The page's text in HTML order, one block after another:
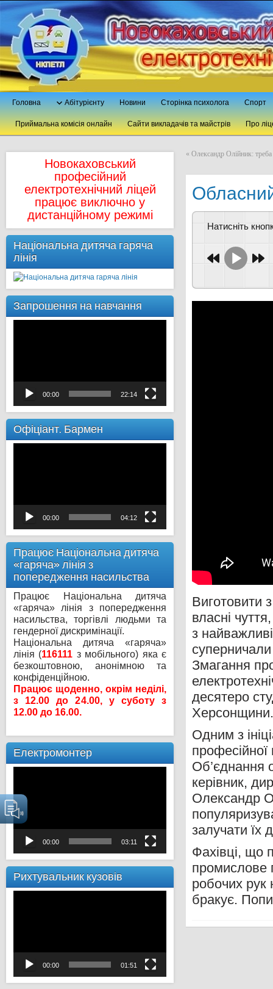
Головна Абітурієнту Новини Сторінка психолога Спорт
Приймальна комісія онлайн Сайти викладачів та майстрів Про
Новокаховський
професійний
електротехнічний ліцей
працює виключно у
дистанційному режимі
Національна дитяча гаряча
лінія
Запрошення на навчання
00:00 22:14
Офіціант. Бармен
00:00 04:12
Працює Національна дитяча
«гаряча» лінія з
попередження насильства
Працює Національна дитяча
«гаряча» лінія з попередження
насильства, торгівлі людьми та
гендерної дискримінації.
Національна дитяча «гаряча»
лінія (116111 з мобільного) яка є
безкоштовною, анонімною та
конфіденційною.
Працює щоденно, окрім неділі,
з 12.00 до 24.00, у суботу з
12.00 до 16.00.
Електромонтер
00:00 03:11
Рихтувальник кузовів
00:00 01:51
« Олександр Олійник: треба
Натисніть
Виготовити
власні
з
Змагання
десятеро
Херсонщини.
Одним з
Об’єднання
керівник,
Олександр
залучати їх
Фахівці, що
промислове
робочих рук
бракує.